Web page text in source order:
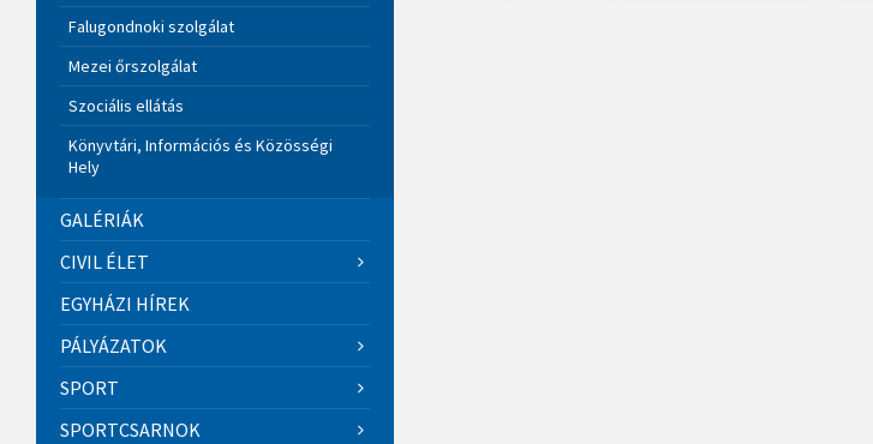
Falugondnoki szolgálat
Mezei őrszolgálat
Szociális ellátás
Könyvtári, Információs és Közösségi
Hely
GALÉRIÁK
CIVIL ÉLET
EGYHÁZI HÍREK
PÁLYÁZATOK
SPORT
SPORTCSARNOK